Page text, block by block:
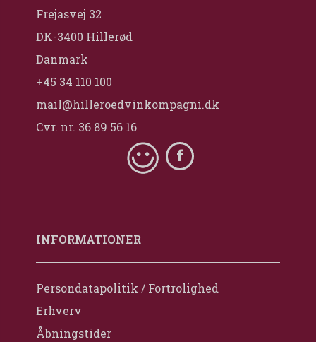
Frejasvej 32
DK-3400 Hillerød
Danmark
+45 34 110 100
mail@hilleroedvinkompagni.dk
Cvr. nr. 36 89 56 16
INFORMATIONER
Persondatapolitik / Fortrolighed
Erhverv
Åbningstider